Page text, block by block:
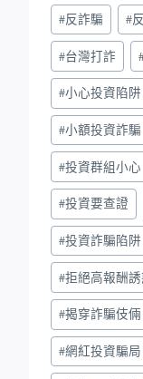
#反詐騙 #
#台灣打詐
#小心投資陷阱
#小額投資詐騙
#投資群組小心
#投資要查證
#投資詐騙陷阱
#拒絕高報酬誘
#揭穿詐騙伎倆
#網紅投資騙局